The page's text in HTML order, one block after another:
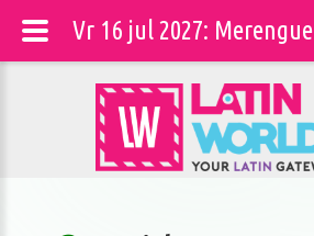
Vr 16 jul 2027: